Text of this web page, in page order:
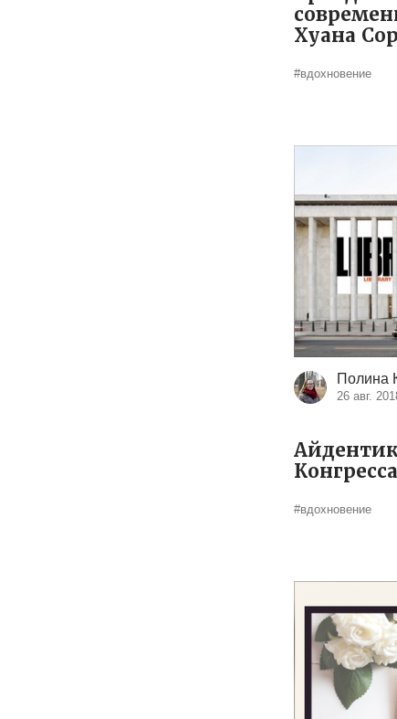
Хуана
#вдохновение
Полина
26 авг.
Конгресса
#вдохновение